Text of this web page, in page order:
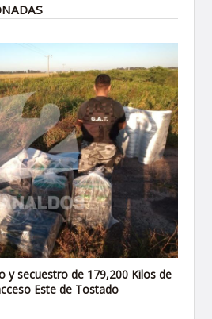
y secuestro de 179,200 Kilos de
Este de Tostado